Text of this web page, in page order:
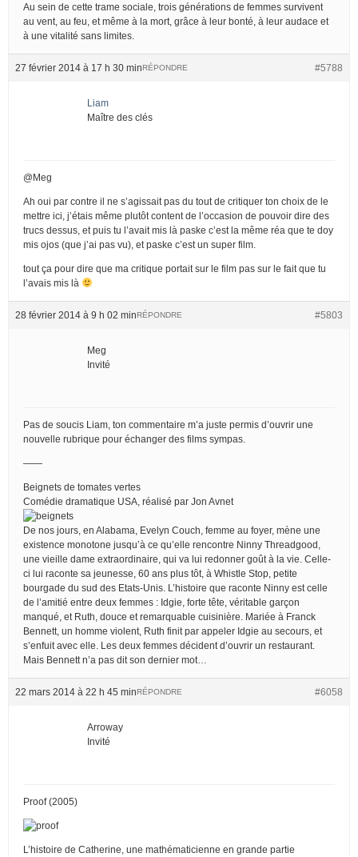
Au sein de cette trame sociale, trois générations de femmes survivent
au vent, au feu, et même à la mort, grâce à leur bonté, à leur audace et
à une vitalité sans limites.
27 février 2014 à 17 h 30 min #5788
RÉPONDRE
Liam
Maître des clés
@Meg
Ah oui par contre il ne s’agissait pas du tout de critiquer ton choix de le
mettre ici, j’étais même plutôt content de l’occasion de pouvoir dire des
trucs dessus, et puis tu l’avait mis là paske c’est la même réa que te doy
mis ojos (que j’ai pas vu), et paske c’est un super film.
tout ça pour dire que ma critique portait sur le film pas sur le fait que tu
l’avais mis là
28 février 2014 à 9 h 02 min #5803
RÉPONDRE
Meg
Invité
Pas de soucis Liam, ton commentaire m’a juste permis d’ouvrir une
nouvelle rubrique pour échanger des films sympas.
——
Beignets de tomates vertes
Comédie dramatique USA, réalisé par Jon Avnet
De nos jours, en Alabama, Evelyn Couch, femme au foyer, mène une
existence monotone jusqu’à ce qu’elle rencontre Ninny Threadgood,
une vieille dame extraordinaire, qui va lui redonner goût à la vie. Celle-
ci lui raconte sa jeunesse, 60 ans plus tôt, à Whistle Stop, petite
bourgade du sud des Etats-Unis. L’histoire que raconte Ninny est celle
de l’amitié entre deux femmes : Idgie, forte tête, véritable garçon
manqué, et Ruth, douce et remarquable cuisinière. Mariée à Franck
Bennett, un homme violent, Ruth finit par appeler Idgie au secours, et
s’enfuit avec elle. Les deux femmes décident d’ouvrir un restaurant.
Mais Bennett n’a pas dit son dernier mot…
22 mars 2014 à 22 h 45 min #6058
RÉPONDRE
Arroway
Invité
Proof (2005)
L’histoire de Catherine, une mathématicienne en grande partie